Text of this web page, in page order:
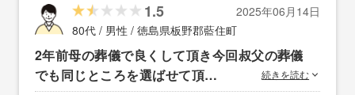
1.5
2025年06月14日
80代 / 男性 / 徳島県板野郡藍住町
2年前母の葬儀で良くして頂き今回叔父の葬儀
でも同じところを選ばせて頂…
続きを読む